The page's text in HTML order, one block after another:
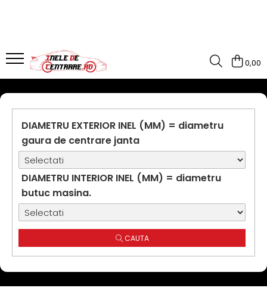
0,00
DIAMETRU EXTERIOR INEL (MM) = diametru
gaura de centrare janta
DIAMETRU INTERIOR INEL (MM) = diametru
butuc masina.
CAUTA